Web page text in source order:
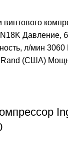
винтового
Давление,
л/мин
Rand (США)